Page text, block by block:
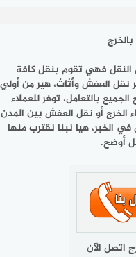
فهي تقوم بنقل كافة
نقل العفش وأثاث، هير من أولي
بالتعامل، توفر للعملاء
الخرج أو نقل العفش بين المدن
الخبر، هيا نبنا نقترب منها
أوضح.
اتصل الآن